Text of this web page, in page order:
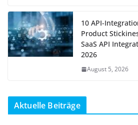
10 API-
Product
SaaS API
2026
August 5, 2026
Aktuelle Beiträge